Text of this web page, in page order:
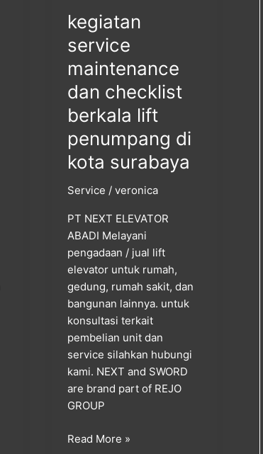
kegiatan
service
maintenance
dan checklist
berkala lift
penumpang di
kota surabaya
Service /veronica
PT NEXT ELEVATOR
ABADI Melayani
pengadaan / jual lift
elevator untuk rumah,
gedung, rumah sakit, dan
bangunan lainnya. untuk
konsultasi terkait
pembelian unit dan
service silahkan hubungi
kami. NEXT and SWORD
are brand part of REJO
GROUP
kota
surabaya
Read More »